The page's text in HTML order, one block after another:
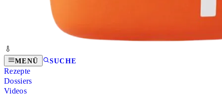
MENÜ SUCHE
Rezepte
Dossiers
Videos